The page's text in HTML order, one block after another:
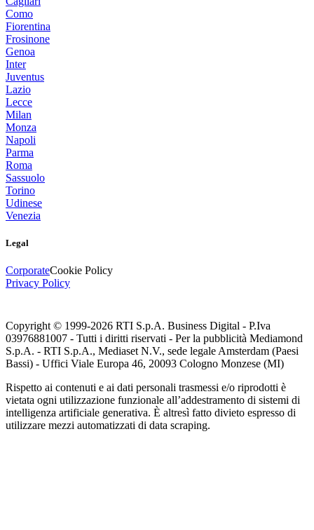
Como
Fiorentina
Frosinone
Genoa
Inter
Juventus
Lazio
Lecce
Milan
Monza
Napoli
Parma
Roma
Sassuolo
Torino
Udinese
Venezia
Legal
CorporateCookie Policy
Privacy Policy
Copyright © 1999-2026 RTI S.p.A. Business Digital - P.Iva
03976881007 - Tutti i diritti riservati - Per la pubblicità Mediamond
S.p.A. - RTI S.p.A., Mediaset N.V., sede legale Amsterdam (Paesi
Bassi) - Uffici Viale Europa 46, 20093 Cologno Monzese (MI)
Rispetto ai contenuti e ai dati personali trasmessi e/o riprodotti è
vietata ogni utilizzazione funzionale all’addestramento di sistemi di
intelligenza artificiale generativa. È altresì fatto divieto espresso di
utilizzare mezzi automatizzati di data scraping.